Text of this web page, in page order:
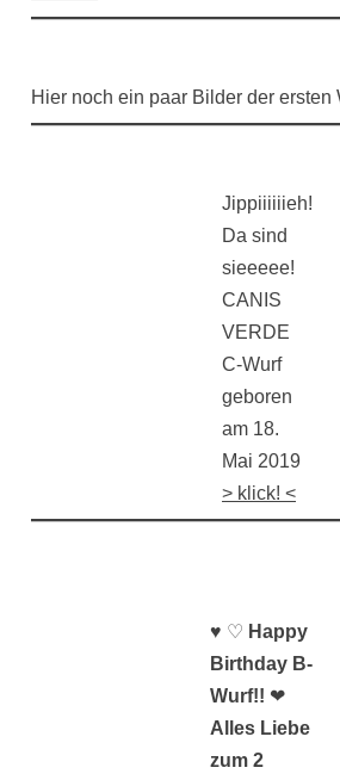
Hier noch ein paar Bilder der ersten
Jippiiiiiieh!
Da sind
sieeeee!
CANIS
VERDE
C-Wurf
geboren
am 18.
Mai 2019
> klick! <
♥ ♡ Happy
Birthday B-
Wurf!! ❤
Alles Liebe
zum 2